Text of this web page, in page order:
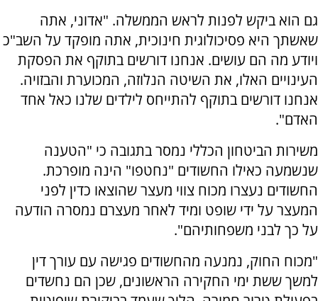
גם הוא ביקש לפנות לראש הממשלה. "אדוני, אתה
שאשתך היא פסיכולוגית חינוכית, אתה מופקד על השב"כ
ויודע מה הם עושים. אנחנו דורשים בתוקף את הפסקת
העינויים האלו, את השיטה הנלוזה, המכוערת והבזויה.
אנחנו דורשים בתוקף להתייחס לילדים שלנו כאל אחד
האדם".
משירות הביטחון הכללי נמסר בתגובה כי "הטענה
שנשמעה כאילו החשודים "נחטפו" הינה מופרכת.
החשודים נעצרו מכוח צווי מעצר שהוצאו כדין לפני
המעצר על ידי שופט ומיד לאחר מעצרם נמסרה הודעה
על כך לבני משפחותיהם".
"מכוח החוק, נמנעה מהחשודים פגישה עם עורך דין
למשך ששת ימי החקירה הראשונים, שכן הם נחשדים